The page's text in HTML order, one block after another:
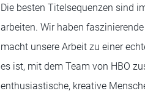
Die besten Titelsequenzen sind
arbeiten. Wir haben
macht unsere Arbeit zu einer
es ist, mit dem Team von HBO
enthusiastische, kreative